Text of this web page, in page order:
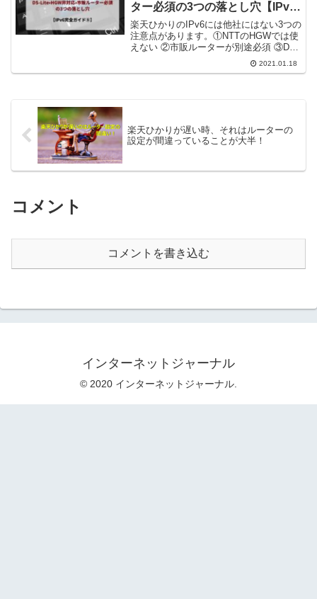
ター必須の3つの落とし穴【IPv6
完全ガイド⑤】
楽天ひかりのIPv6には他社にはない3つの
注意点があります。①NTTのHGWでは使
えない ②市販ルーターが別途必須 ③DS-
Lite方式のためポート開放不可。契約前に
知っておくべき落とし穴と、適合するル
2021.01.18
楽天ひかりが遅い時、それはルーターの
設定が間違っていることが大半！
コメント
コメントを書き込む
インターネットジャーナル
© 2020 インターネットジャーナル.